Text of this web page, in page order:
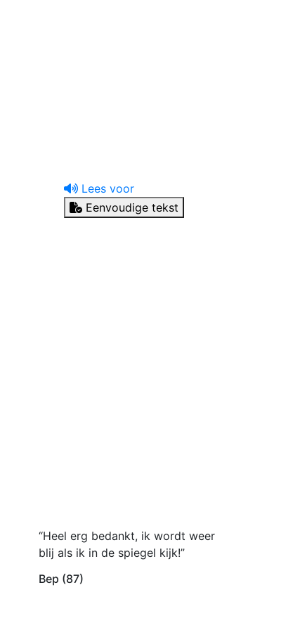
Lees voor
Eenvoudige tekst
“Heel erg bedankt, ik wordt weer
blij als ik in de spiegel kijk!”
Bep (87)